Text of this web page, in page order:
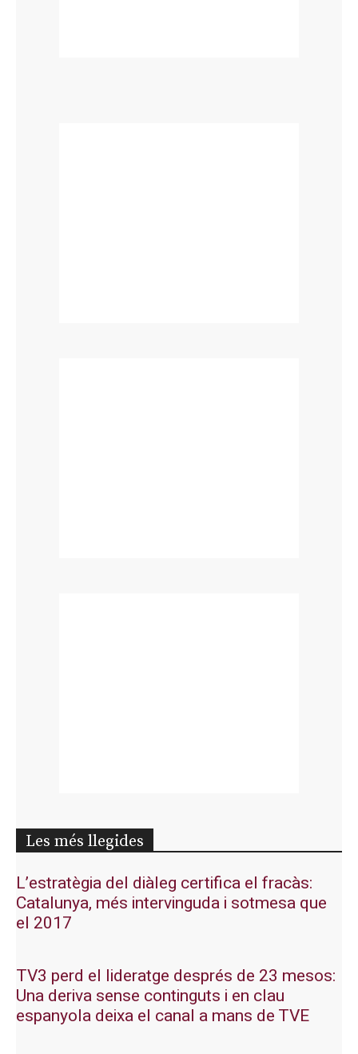
Les més llegides
L’estratègia del diàleg certifica el fracàs:
Catalunya, més intervinguda i sotmesa que
el 2017
TV3 perd el lideratge després de 23 mesos:
Una deriva sense continguts i en clau
espanyola deixa el canal a mans de TVE